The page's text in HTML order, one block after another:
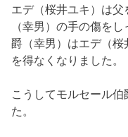
エデ（桜井ユキ）は
（幸男）の手の傷を
爵（幸男）はエデ（
を得なくなりました。
こうしてモルセール
た。